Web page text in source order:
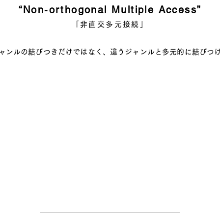
“Non-orthogonal Multiple Access”
「非直交多元接続」
ンルの結びつきだけではなく、 違うジャンルと多元的に結びつ